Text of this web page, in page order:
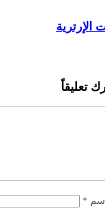
الإرترية
تعليقاً
*